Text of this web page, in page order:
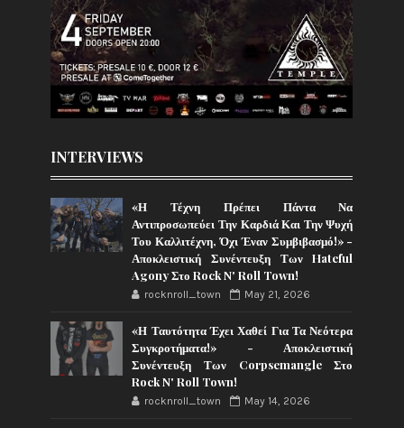
INTERVIEWS
«Η Τέχνη Πρέπει Πάντα Να
Αντιπροσωπεύει Την Καρδιά Και Την Ψυχή
Του Καλλιτέχνη, Όχι Έναν Συμβιβασμό!» -
Αποκλειστική Συνέντευξη Των Hateful
Agony Στο Rock N' Roll Town!
rocknroll_town May 21, 2026
«Η Ταυτότητα Έχει Χαθεί Για Τα Νεότερα
Συγκροτήματα!» - Αποκλειστική
Συνέντευξη Των Corpsemangle Στο
Rock N' Roll Town!
rocknroll_town May 14, 2026